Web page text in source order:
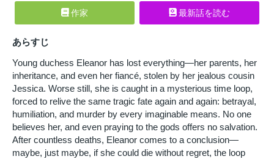
作家 最新話を読む
あらすじ
Young duchess Eleanor has lost everything—her parents, her
inheritance, and even her fiancé, stolen by her jealous cousin
Jessica. Worse still, she is caught in a mysterious time loop,
forced to relive the same tragic fate again and again: betrayal,
humiliation, and murder by every imaginable means. No one
believes her, and even praying to the gods offers no salvation.
After countless deaths, Eleanor comes to a conclusion—
maybe, just maybe, if she could die without regret, the loop